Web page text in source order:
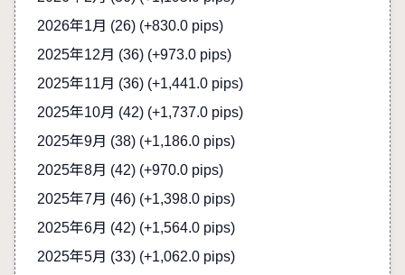
2026年1月 (26) (+830.0 pips)
2025年12月 (36) (+973.0 pips)
2025年11月 (36) (+1,441.0 pips)
2025年10月 (42) (+1,737.0 pips)
2025年9月 (38) (+1,186.0 pips)
2025年8月 (42) (+970.0 pips)
2025年7月 (46) (+1,398.0 pips)
2025年6月 (42) (+1,564.0 pips)
2025年5月 (33) (+1,062.0 pips)